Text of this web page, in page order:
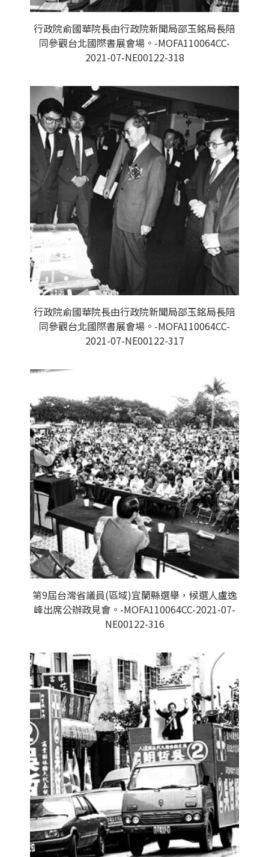
行政院俞國華院長由行政院新聞局邵玉銘局長陪
同參觀台北國際書展會場。-MOFA110064CC-
2021-07-NE00122-318
行政院俞國華院長由行政院新聞局邵玉銘局長陪
同參觀台北國際書展會場。-MOFA110064CC-
2021-07-NE00122-317
第9屆台灣省議員(區域)宜蘭縣選舉，候選人盧逸
峰出席公辦政見會。-MOFA110064CC-2021-07-
NE00122-316